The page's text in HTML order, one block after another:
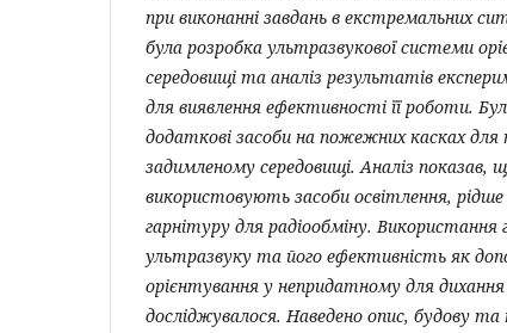
при виконанні завдань в екстремальних
була розробка ультразвукової системи
середовищі та аналіз результатів
для виявлення ефективності її роботи.
додаткові засоби на пожежних касках для
задимленому середовищі. Аналіз показав,
використовують засоби освітлення,
гарнітуру для радіообміну. Використання
ультразвуку та його ефективність як
орієнтування у непридатному для дихання
досліджувалося. Наведено опис, будову